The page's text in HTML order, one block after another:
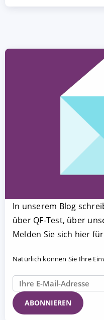
In unserem Blog
über QF-Test, über
Melden Sie sich hier
Natürlich können Sie Ihre